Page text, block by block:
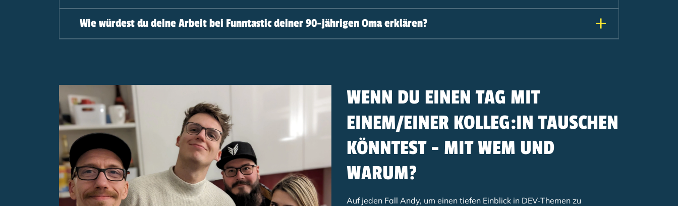
Wie würdest du deine Arbeit bei Funntastic deiner 90-jährigen Oma erklären?
WENN DU EINEN TAG MIT
EINEM/EINER KOLLEG:IN TAUSCHEN
KÖNNTEST - MIT WEM UND
WARUM?
Auf jeden Fall Andy, um einen tiefen Einblick in DEV-Themen zu